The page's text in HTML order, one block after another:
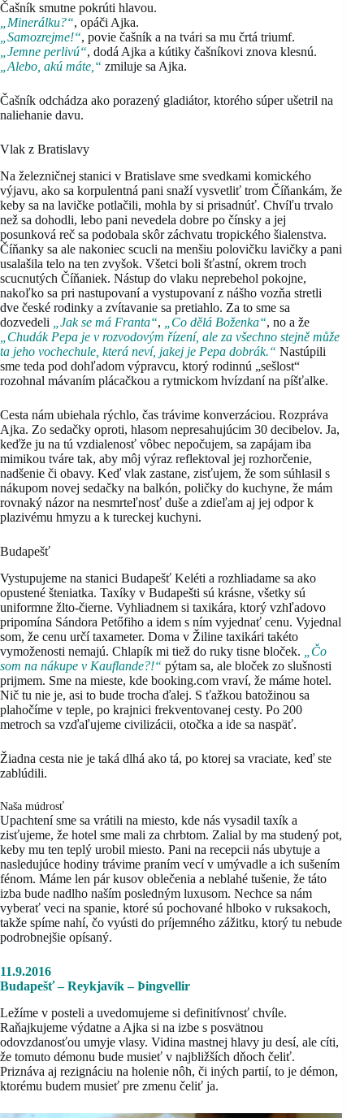
Čašník smutne pokrúti hlavou.
„Minerálku?“, opáči Ajka.
„Samozrejme!“, povie čašník a na tvári sa mu črtá triumf.
„Jemne perlivú“, dodá Ajka a kútiky čašníkovi znova klesnú.
„Alebo, akú máte,“ zmiluje sa Ajka.
Čašník odchádza ako porazený gladiátor, ktorého súper ušetril na
naliehanie davu.
Vlak z Bratislavy
Na železničnej stanici v Bratislave sme svedkami komického
výjavu, ako sa korpulentná pani snaží vysvetliť trom Číňankám, že
keby sa na lavičke potlačili, mohla by si prisadnúť. Chvíľu trvalo
než sa dohodli, lebo pani nevedela dobre po čínsky a jej
posunková reč sa podobala skôr záchvatu tropického šialenstva.
Číňanky sa ale nakoniec scucli na menšiu polovičku lavičky a pani
usalašila telo na ten zvyšok. Všetci boli šťastní, okrem troch
scucnutých Číňaniek. Nástup do vlaku neprebehol pokojne,
nakoľko sa pri nastupovaní a vystupovaní z nášho vozňa stretli
dve české rodinky a zvítavanie sa pretiahlo. Za to sme sa
dozvedeli
„Jak se má Franta“, „Co dělá Boženka“, no a že
„Chudák Pepa je v rozvodovým řízení, ale za všechno stejně může
ta jeho vochechule, která neví, jakej je Pepa dobrák.“ Nastúpili
sme teda pod dohľadom výpravcu, ktorý rodinnú „sešlost“
rozohnal mávaním plácačkou a rytmickom hvízdaní na píšťalke.
Cesta nám ubiehala rýchlo, čas trávime konverzáciou. Rozpráva
Ajka. Zo sedačky oproti, hlasom nepresahujúcim 30 decibelov. Ja,
keďže ju na tú vzdialenosť vôbec nepočujem, sa zapájam iba
mimikou tváre tak, aby môj výraz reflektoval jej rozhorčenie,
nadšenie či obavy. Keď vlak zastane, zisťujem, že som súhlasil s
nákupom novej sedačky na balkón, poličky do kuchyne, že mám
rovnaký názor na nesmrteľnosť duše a zdieľam aj jej odpor k
plazivému hmyzu a k tureckej kuchyni.
Budapešť
Vystupujeme na stanici Budapešť Keléti a rozhliadame sa ako
opustené šteniatka. Taxíky v Budapešti sú krásne, všetky sú
uniformne žlto-čierne. Vyhliadnem si taxikára, ktorý vzhľadovo
pripomína Sándora Petőfiho a idem s ním vyjednať cenu. Vyjednal
som, že cenu určí taxameter. Doma v Žiline taxikári takéto
vymoženosti nemajú. Chlapík mi tiež do ruky tisne bloček.
„Čo
som na nákupe v Kauflande?!“ pýtam sa, ale bloček zo slušnosti
prijmem. Sme na mieste, kde booking.com vraví, že máme hotel.
Nič tu nie je, asi to bude trocha ďalej. S ťažkou batožinou sa
plahočíme v teple, po krajnici frekventovanej cesty. Po 200
metroch sa vzďaľujeme civilizácii, otočka a ide sa naspäť.
Žiadna cesta nie je taká dlhá ako tá, po ktorej sa vraciate, keď ste
zablúdili.
Naša múdrosť
Upachtení sme sa vrátili na miesto, kde nás vysadil taxík a
zisťujeme, že hotel sme mali za chrbtom. Zalial by ma studený pot,
keby mu ten teplý urobil miesto. Pani na recepcii nás ubytuje a
nasledujúce hodiny trávime praním vecí v umývadle a ich sušením
fénom. Máme len pár kusov oblečenia a neblahé tušenie, že táto
izba bude nadlho naším posledným luxusom. Nechce sa nám
vyberať veci na spanie, ktoré sú pochované hlboko v ruksakoch,
takže spíme nahí, čo vyústi do príjemného zážitku, ktorý tu nebude
podrobnejšie opísaný.
11.9.2016
Budapešť – Reykjavík – Þingvellir
Ležíme v posteli a uvedomujeme si definitívnosť chvíle.
Raňajkujeme výdatne a Ajka si na izbe s posvätnou
odovzdanosťou umyje vlasy. Vidina mastnej hlavy ju desí, ale cíti,
že tomuto démonu bude musieť v najbližších dňoch čeliť.
Priznáva aj rezignáciu na holenie nôh, či iných partií, to je démon,
ktorému budem musieť pre zmenu čeliť ja.